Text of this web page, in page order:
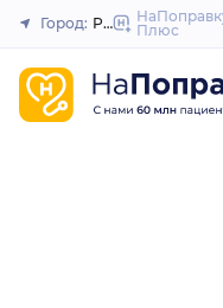
Город: Ростов-на-Дону
Плюс